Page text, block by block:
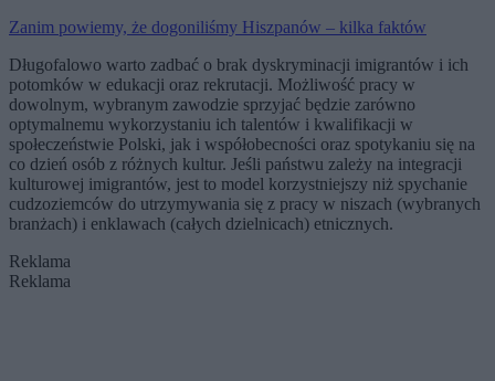
Zanim powiemy, że dogoniliśmy Hiszpanów – kilka faktów
Długofalowo warto zadbać o brak dyskryminacji imigrantów i ich
potomków w edukacji oraz rekrutacji. Możliwość pracy w
dowolnym, wybranym zawodzie sprzyjać będzie zarówno
optymalnemu wykorzystaniu ich talentów i kwalifikacji w
społeczeństwie Polski, jak i współobecności oraz spotykaniu się na
co dzień osób z różnych kultur. Jeśli państwu zależy na integracji
kulturowej imigrantów, jest to model korzystniejszy niż spychanie
cudzoziemców do utrzymywania się z pracy w niszach (wybranych
branżach) i enklawach (całych dzielnicach) etnicznych.
Reklama
Reklama